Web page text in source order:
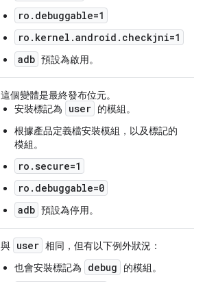
ro.debuggable=1
ro.kernel.android.checkjni=1
adb 預設為啟用。
這個變體是最終發布位元。
安裝標記為
user 的模組。
根據產品定義檔安裝模組，以及標記的
模組。
ro.secure=1
ro.debuggable=0
adb 預設為停用。
與 user 相同，但有以下例外狀況：
也會安裝標記為
debug 的模組。